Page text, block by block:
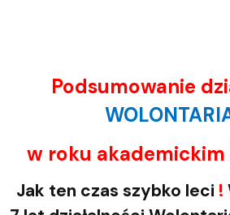
Podsumowanie
w roku
Jak ten czas szybko leci !